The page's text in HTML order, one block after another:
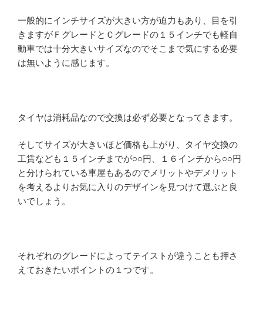
一般的にインチサイズが大きい方が迫力もあり、目を引
きますがＦグレードとＣグレードの１５インチでも軽自
動車では十分大きいサイズなのでそこまで気にする必要
は無いように感じます。
タイヤは消耗品なので交換は必ず必要となってきます。
そしてサイズが大きいほど価格も上がり、タイヤ交換の
工賃なども１５インチまでが○○円、１６インチから○○円
と分けられている車屋もあるのでメリットやデメリット
を考えるよりお気に入りのデザインを見つけて選ぶと良
いでしょう。
それぞれのグレードによってテイストが違うことも押さ
えておきたいポイントの１つです。